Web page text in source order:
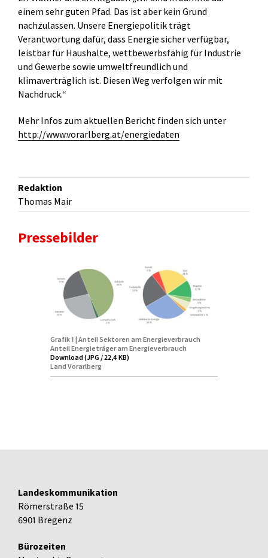
einem sehr guten Pfad. Das ist aber kein Grund
nachzulassen. Unsere Energiepolitik trägt
Verantwortung dafür, dass Energie sicher verfügbar,
leistbar für Haushalte, wettbewerbsfähig für Industrie
und Gewerbe sowie umweltfreundlich und
klimaverträglich ist. Diesen Weg verfolgen wir mit
Nachdruck.“
Mehr Infos zum aktuellen Bericht finden sich unter
http://www.vorarlberg.at/energiedaten
Redaktion
Thomas Mair
Pressebilder
Grafik 1 | Anteil Sektoren am Energieverbrauch
Anteil Energieträger am Energieverbrauch
Download (JPG / 22,4 KB)
Land Vorarlberg
Landeskommunikation
Römerstraße 15
6901 Bregenz
Bürozeiten